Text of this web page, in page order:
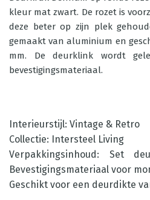
kleur mat zwart. De rozet is
deze beter op zijn plek
gemaakt van aluminium en
mm. De deurklink wordt
bevestigingsmateriaal.
Interieurstijl: Vintage & Retro
Collectie: Intersteel Living
Verpakkingsinhoud: Set
Bevestigingsmateriaal voor
Geschikt voor een deurdikte